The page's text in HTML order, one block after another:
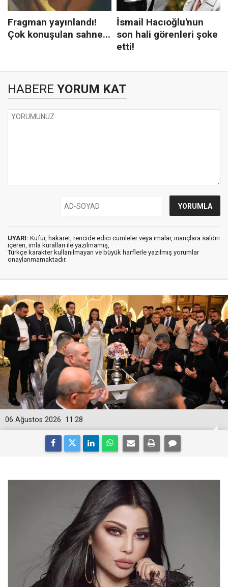
HABERE YORUM KAT
UYARI: Küfür, hakaret, rencide edici cümleler veya imalar, inançlara saldırı
içeren, imla kuralları ile yazılmamış,
Türkçe karakter kullanılmayan ve büyük harflerle yazılmış yorumlar
onaylanmamaktadır.
11:28
06 Ağustos 2026